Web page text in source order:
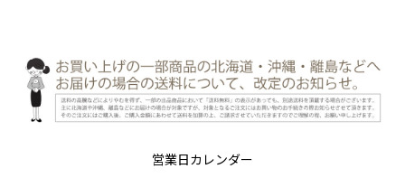
営業日カレンダー